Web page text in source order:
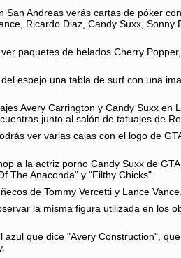
San Andreas verás cartas de póker
Ricardo Diaz, Candy Suxx, Sonny
paquetes de helados Cherry
espejo una tabla de surf con una
Avery Carrington y Candy Suxx en
junto al salón de tatuajes de
ver varias cajas con el logo de
a la actriz porno Candy Suxx de
The Anaconda" y "Filthy Chicks".
de Tommy Vercetti y Lance Vance.
la misma figura utilizada en los
que dice "Avery Construction",